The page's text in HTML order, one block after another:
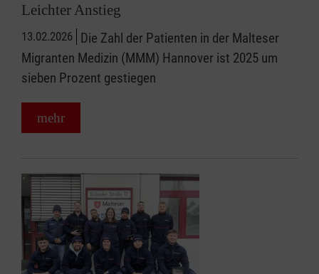
Leichter Anstieg
13.02.2026 Die Zahl der Patienten in der Malteser
Migranten Medizin (MMM) Hannover ist 2025 um
sieben Prozent gestiegen
mehr